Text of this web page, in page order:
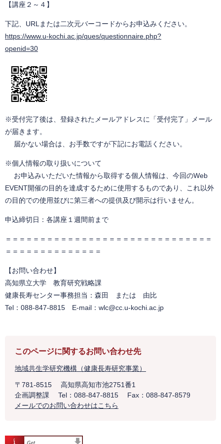
【講座２～４】
下記、URLまたは二次元バーコードからお申込みください。
https://www.u-kochi.ac.jp/ques/questionnaire.php?
openid=30
※受付完了後は、登録されたメールアドレスに「受付完了」メール
が届きます。
届かない場合は、お手数ですが下記にお電話ください。
※個人情報の取り扱いについて
お申込みいただいた情報から取得する個人情報は、今回のWeb
EVENT開催の目的を達成するために使用するものであり、これ以外
の目的での使用並びに第三者への提供及び開示は行いません。
申込締切日：各講座１週間前まで
＝＝＝＝＝＝＝＝＝＝＝＝＝＝＝＝＝＝＝＝＝＝＝＝＝＝＝＝＝＝
＝＝＝＝＝＝＝＝＝＝＝＝＝＝
【お問い合わせ】
高知県立大学 教育研究戦略課
健康長寿センター事務担当：森田 または 由比
Tel：088-847-8815 E-mail：wlc@cc.u-kochi.ac.jp
このページに関するお問い合わせ先
地域共生学研究機構（健康長寿研究事業）
〒781-8515
高知県高知市池2751番1
企画調整課
Tel：088-847-8815
Fax：088-847-8579
メールでのお問い合わせはこちら